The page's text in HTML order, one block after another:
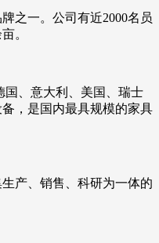
之一。公司有近2000名员
。
国、意大利、美国、瑞士
，是国内最具规模的家具
产、销售、科研为一体的